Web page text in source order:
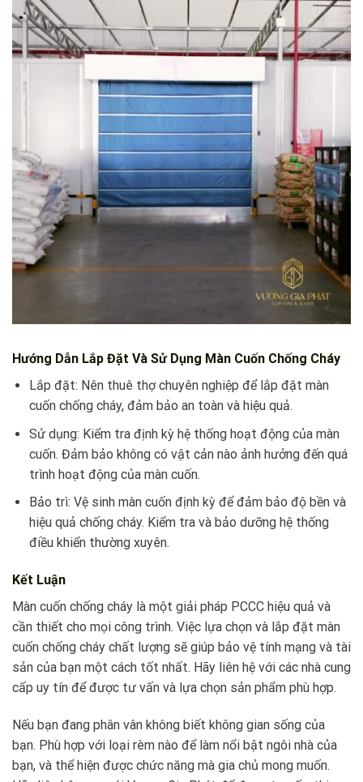
Hướng Dẫn Lắp Đặt Và Sử Dụng Màn Cuốn Chống Cháy
Lắp đặt: Nên thuê thợ chuyên nghiệp để lắp đặt màn
cuốn chống cháy, đảm bảo an toàn và hiệu quả.
Sử dụng: Kiểm tra định kỳ hệ thống hoạt động của màn
cuốn. Đảm bảo không có vật cản nào ảnh hưởng đến quá
trình hoạt động của màn cuốn.
Bảo trì: Vệ sinh màn cuốn định kỳ để đảm bảo độ bền và
hiệu quả chống cháy. Kiểm tra và bảo dưỡng hệ thống
điều khiển thường xuyên.
Kết Luận
Màn cuốn chống cháy là một giải pháp PCCC hiệu quả và
cần thiết cho mọi công trình. Việc lựa chọn và lắp đặt màn
cuốn chống cháy chất lượng sẽ giúp bảo vệ tính mạng và tài
sản của bạn một cách tốt nhất. Hãy liên hệ với các nhà cung
cấp uy tín để được tư vấn và lựa chọn sản phẩm phù hợp.
Nếu bạn đang phân vân không biết không gian sống của
bạn. Phù hợp với loại rèm nào để làm nổi bật ngôi nhà của
bạn, và thể hiện được chức năng mà gia chủ mong muốn.